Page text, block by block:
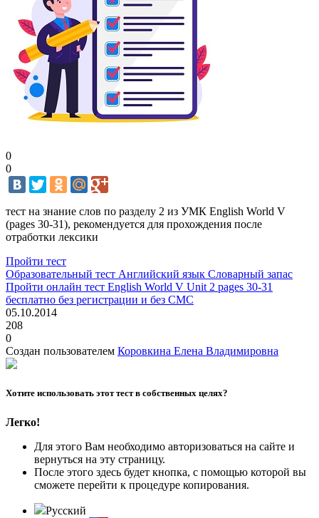
0
0
тест на знание слов по разделу 2 из УМК English World V
(pages 30-31), рекомендуется для прохождения после
отработки лексики
Пройти тест
Образовательный тест Английский язык Словарный запас
Пройти онлайн тест English World V Unit 2 pages 30-31
бесплатно без регистрации и без СМС
05.10.2014
208
0
Создан пользователем Коровкина Елена Владимировна
Хотите использовать этот тест в собственных целях?
Легко!
Для этого Вам необходимо авторизоваться на сайте и
вернуться на эту страницу.
После этого здесь будет кнопка, с помощью которой вы
сможете перейти к процедуре копирования.
Русский